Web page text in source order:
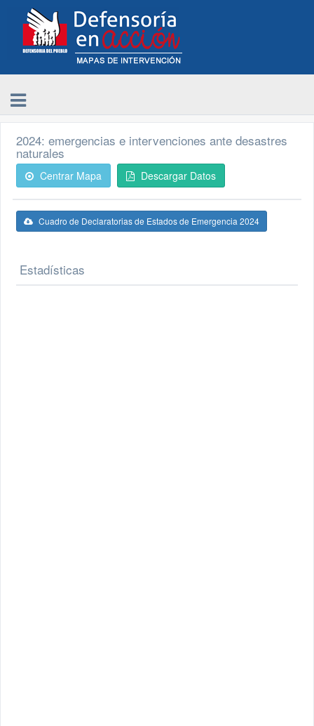
2024: emergencias e intervenciones ante desastres
naturales
Centrar Mapa Descargar Datos
Cuadro de Declaratorias de Estados de Emergencia 2024
Estadísticas